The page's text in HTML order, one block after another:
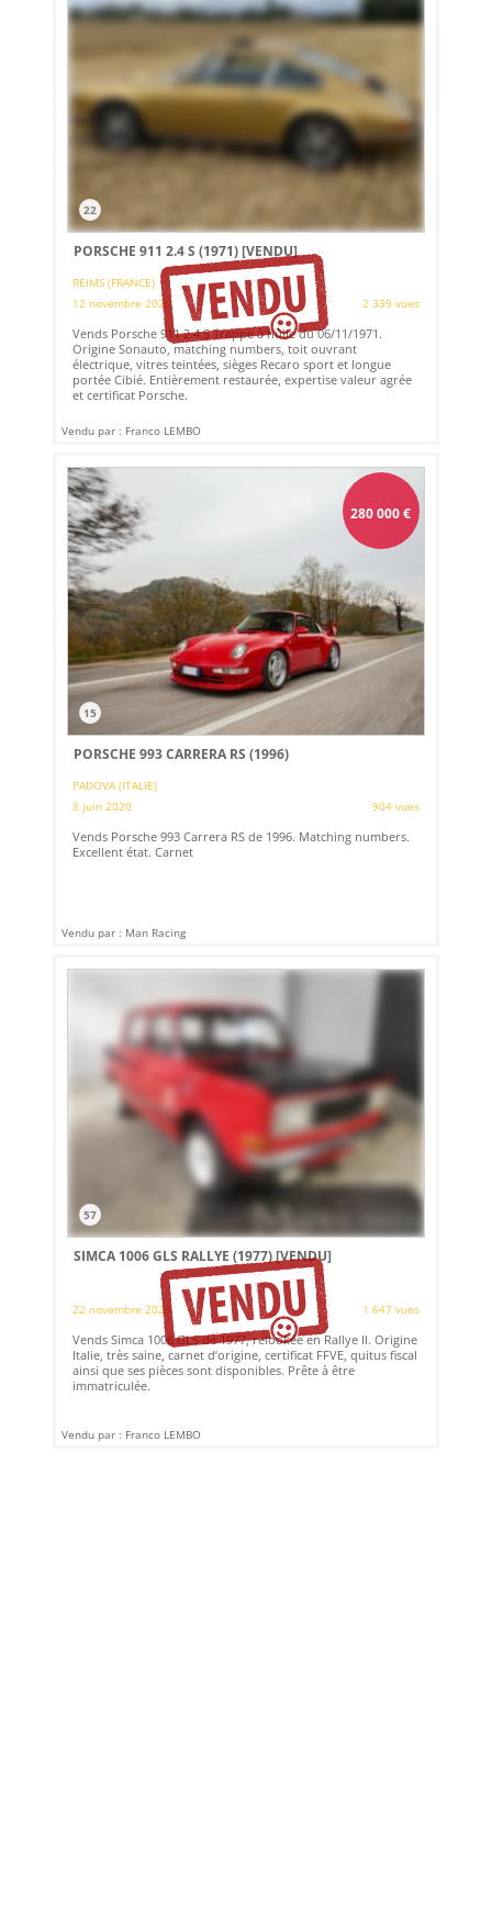
22
PORSCHE 911 2.4 S (1971)[VENDU]
REIMS (FRANCE)
12 novembre 2020
2 339 vues
Vends Porsche 911 2.4 S Trappe à huile du 06/11/1971.
Origine Sonauto, matching numbers, toit ouvrant
électrique, vitres teintées, sièges Recaro sport et longue
portée Cibié. Entièrement restaurée, expertise valeur agrée
et certificat Porsche.
Vendu par : Franco LEMBO
280 000€
15
PORSCHE 993 CARRERA RS (1996)
PADOVA (ITALIE)
8 juin 2020
904 vues
Vends Porsche 993 Carrera RS de 1996. Matching numbers.
Excellent état. Carnet
Vendu par : Man Racing
57
SIMCA 1006 GLS RALLYE (1977)[VENDU]
22 novembre 2020 1 647 vues
Vends Simca 1006 GLS de 1977, relookée en Rallye II. Origine
Italie, très saine, carnet d’origine, certificat FFVE, quitus fiscal
ainsi que ses pièces sont disponibles. Prête à être
immatriculée.
Vendu par : Franco LEMBO